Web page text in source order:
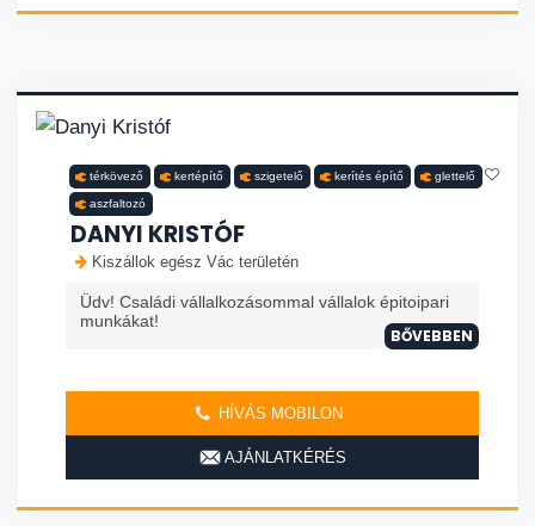
térkövező kertépítő szigetelő kerítés építő glettelő
aszfaltozó
DANYI KRISTÓF
Kiszállok egész Vác területén
Üdv! Családi vállalkozásommal vállalok épitoipari
munkákat!
BŐVEBBEN
HÍVÁS MOBILON
AJÁNLATKÉRÉS